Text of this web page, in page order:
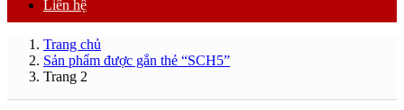
Liên hệ
Trang chủ
Sản phẩm được gắn thẻ “SCH5”
Trang 2